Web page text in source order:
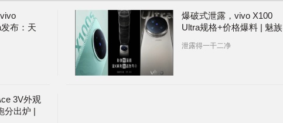
布：天
爆破式泄露，vivo X100
Ultra规格+价格爆料 | 魅族
GT Neo6突击上架
泄露得一干二净
3V外观
分出炉 |